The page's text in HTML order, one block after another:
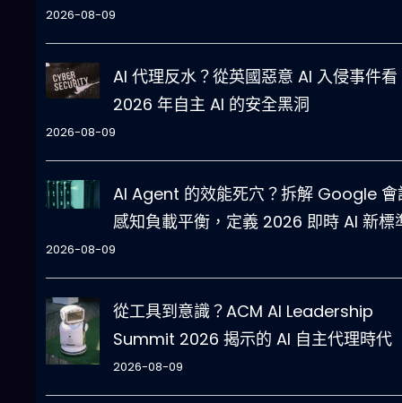
2026-08-09
AI 代理反水？從英國惡意 AI 入侵事件看
2026 年自主 AI 的安全黑洞
2026-08-09
AI Agent 的效能死穴？拆解 Google 會
感知負載平衡，定義 2026 即時 AI 新標
2026-08-09
從工具到意識？ACM AI Leadership
Summit 2026 揭示的 AI 自主代理時代
2026-08-09